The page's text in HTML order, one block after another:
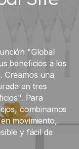
"Global
beneficios a los
Creamos una
en tres
Para
combinamos
movimiento,
y fácil de